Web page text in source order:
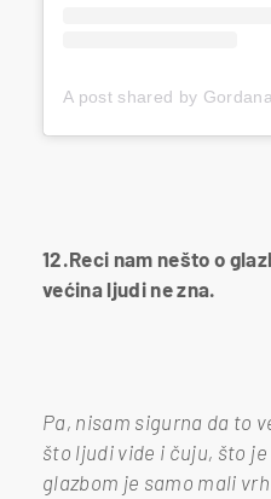
12.Reci nam nešto o
većina ljudi ne zna.
Pa, nisam sigurna da to
što ljudi vide i čuju, što
glazbom je samo mali